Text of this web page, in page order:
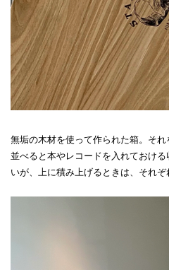
無垢の木材を使って作られた箱。そ
並べると本やレコードを入れておけ
いが、上に積み上げるときは、それぞ